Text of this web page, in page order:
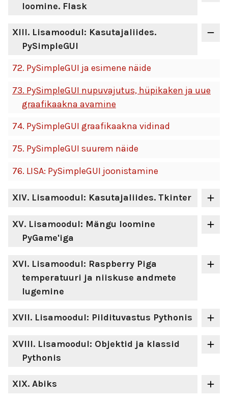
loomine. Flask
XIII. Lisamoodul: Kasutajaliides.
PySimpleGUI
72. PySimpleGUI ja esimene näide
73. PySimpleGUI nupuvajutus, hüpikaken ja uue
graafikaakna avamine
74. PySimpleGUI graafikaakna vidinad
75. PySimpleGUI suurem näide
76. LISA: PySimpleGUI joonistamine
XIV. Lisamoodul: Kasutajaliides. Tkinter
XV. Lisamoodul: Mängu loomine
PyGame'iga
XVI. Lisamoodul: Raspberry Piga
temperatuuri ja niiskuse andmete
lugemine
XVII. Lisamoodul: Pildituvastus Pythonis
XVIII. Lisamoodul: Objektid ja klassid
Pythonis
XIX. Abiks